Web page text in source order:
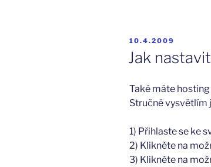
PUBLIKOVÁNO
10.4.2009
Jak
Také máte
Stručně vysvětlím
1) Přihlaste se ke
2) Klikněte na
3) Klikněte na